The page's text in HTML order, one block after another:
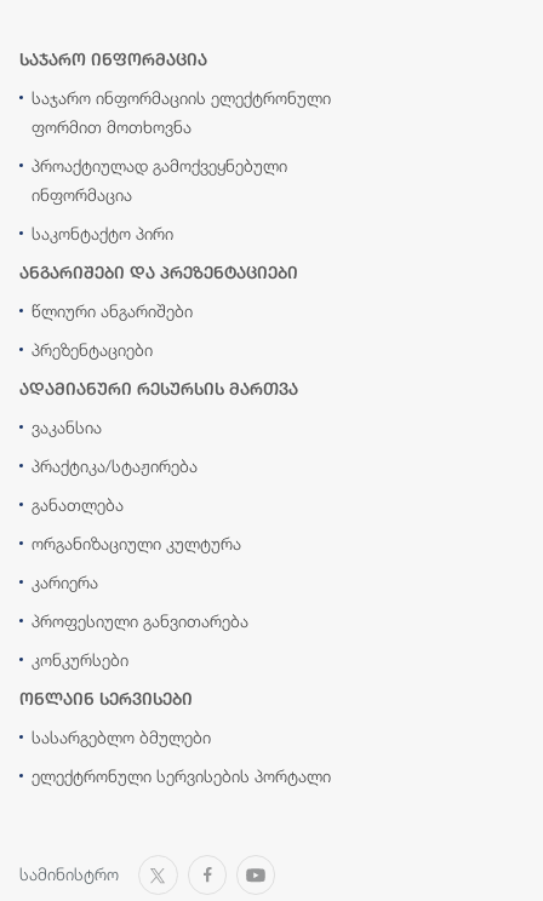
საჯარო ინფორმაცია
საჯარო ინფორმაციის ელექტრონული
ფორმით მოთხოვნა
პროაქტიულად გამოქვეყნებული
ინფორმაცია
საკონტაქტო პირი
ანგარიშები და პრეზენტაციები
წლიური ანგარიშები
პრეზენტაციები
ადამიანური რესურსის მართვა
ვაკანსია
პრაქტიკა/სტაჟირება
განათლება
ორგანიზაციული კულტურა
კარიერა
პროფესიული განვითარება
კონკურსები
ონლაინ სერვისები
სასარგებლო ბმულები
ელექტრონული სერვისების პორტალი
სამინისტრო